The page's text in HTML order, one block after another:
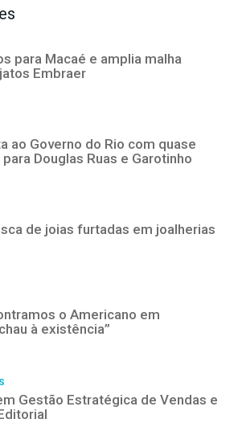
para Macaé e amplia malha
Embraer
ao Governo do Rio com quase
Douglas Ruas e Garotinho
de joias furtadas em joalherias
o Americano em
à existência”
Gestão Estratégica de Vendas e